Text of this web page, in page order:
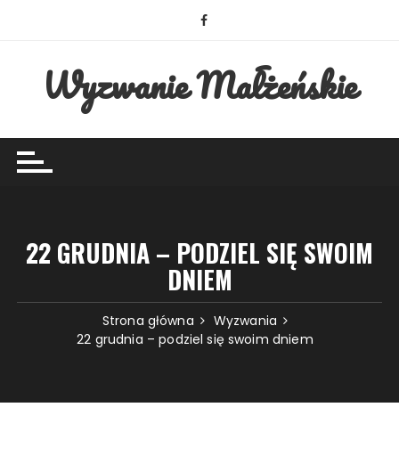
Wyzwanie Małżeńskie
22 GRUDNIA – PODZIEL SIĘ SWOIM
DNIEM
Strona główna
Wyzwania
22 grudnia – podziel się swoim dniem